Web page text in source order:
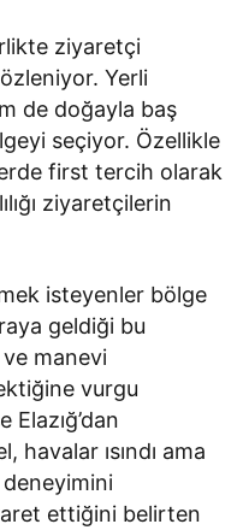
ziyaretçi
Yerli
de doğayla baş
seçiyor. Özellikle
first tercih olarak
ziyaretçilerin
isteyenler bölge
geldiği bu
manevi
vurgu
Elazığ’dan
havalar ısındı ama
ettiğini belirten